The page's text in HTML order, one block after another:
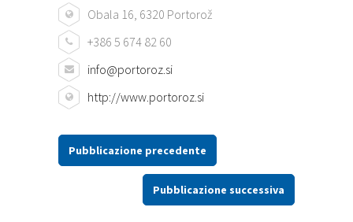
Obala 16, 6320 Portorož
+386 5 674 82 60
info@portoroz.si
http://www.portoroz.si
Pubblicazione precedente
Pubblicazione successiva